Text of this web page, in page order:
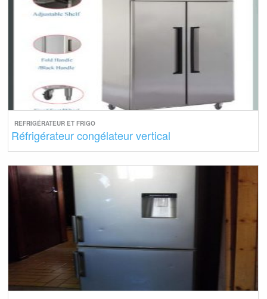
REFRIGÉRATEUR ET FRIGO
Réfrigérateur congélateur vertical